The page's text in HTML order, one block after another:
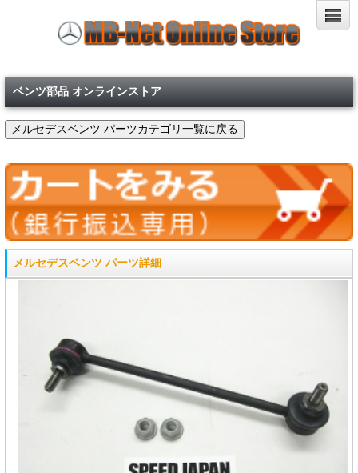
ベンツ部品 オンラインストア
メルセデスベンツ パーツ詳細